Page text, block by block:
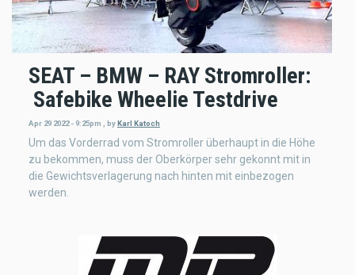
SEAT – BMW – RAY Stromroller:
Safebike Wheelie Testdrive
Apr 29 2022 - 9:25pm byKarl Katoch
Um das Vorderrad vom Stromroller überhaupt in die Höhe
zu bekommen, muss der Oberkörper sehr gekonnt mit in
die Gewichtsverlagerung nach hinten mit einbezogen
werden.